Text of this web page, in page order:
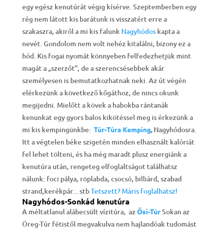
egy egész kenutúrát végig kísérve. Szeptemberben egy
rég nem látott kis barátunk is visszatért erre a
szakaszra, akiről a mi kis falunk Nagyhódoskapta a
nevét. Gondolom nem volt nehéz kitalálni, bizony ez a
hód. Kis fogai nyomát könnyeben felfedezhetjük mint
magát a „szerzőt”, de a szerencsésebbek akár
személyesen is bemutatkozhatnak neki. Az út végén
elérkezünk a következő kőgáthoz, de nincs okunk
megijedni. Mielőtt a kövek a habokba rántanák
kenunkat egy gyors balos kikötéssel meg is érkezünk a
mi kis kempingünkbe: Túr-Túra Kemping, Nagyhódosra.
Itt a végtelen béke szigetén minden elhasznált kalóriát
fel lehet tölteni, és ha még maradt plusz energiánk a
kenutúra után, rengeteg elfoglaltságot találhatsz
nálunk: foci pálya, röplabda, csocsó, billiárd, szabad
strand,kerékpár…stbTetszett? Máris foglalhatsz!
Nagyhódos-Sonkád kenutúra
A méltatlanul alábecsült vízitúra, azŐsi-TúrSokan az
Öreg-Túr fétistől megvakulva nem hajlandóak tudomást